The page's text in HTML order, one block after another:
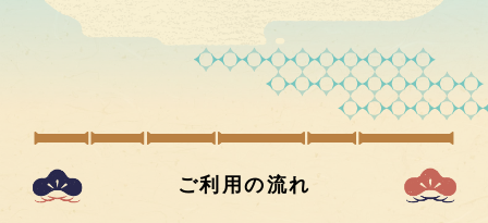
ご利用の流れ